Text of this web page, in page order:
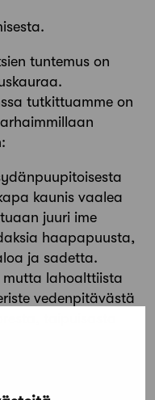
tuntemus on
tutkittuamme on
kaunis vaalea
juuri ime
haapapuusta,
ja sadetta.
mutta lahoalttiista
vedenpitävästä
puu,